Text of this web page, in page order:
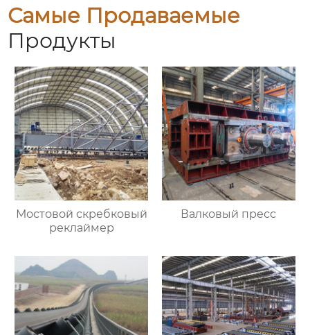
Самые Продаваемые
Продукты
Мостовой скребковый
реклаймер
Валковый пресс